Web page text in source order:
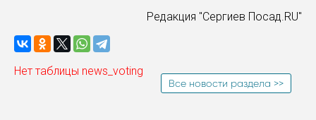
Редакция "Сергиев Посад.RU"
Нет таблицы news_voting
Все новости раздела >>